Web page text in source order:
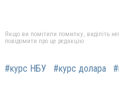
Якщо ви помітили помилку, виділіть
повідомити про це редакцію
#курс НБУ #курс долара